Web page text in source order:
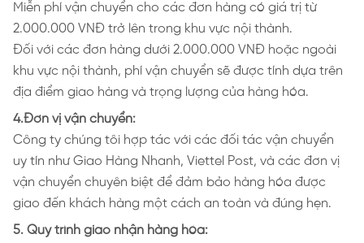
Miễn phí vận chuyển cho các đơn hàng có giá trị từ
2.000.000 VNĐ trở lên trong khu vực nội thành.
Đối với các đơn hàng dưới 2.000.000 VNĐ hoặc ngoài
khu vực nội thành, phí vận chuyển sẽ được tính dựa trên
địa điểm giao hàng và trọng lượng của hàng hóa.
4.Đơn vị vận chuyển:
Công ty chúng tôi hợp tác với các đối tác vận chuyển
uy tín như Giao Hàng Nhanh, Viettel Post, và các đơn vị
vận chuyển chuyên biệt để đảm bảo hàng hóa được
giao đến khách hàng một cách an toàn và đúng hẹn.
5. Quy trình giao nhận hàng hóa: